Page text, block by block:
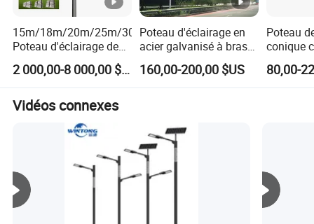
de concert pour créer un nouveau monde magnifique plus
Accueillir les nouveaux et anciens clients afin de guider, de
la coopération et win-win ! Créer l'avenir!
15m/18m/20m/25m/30m/35m/40m/45m/50m
Poteau d'éclairage de
rue conique octogonal
en acier galvanisé noir
avec caméra CCTV
2 000,00-8 000,00 $US
Poteau d'éclairage en
acier galvanisé à bras
conique simple double
carré octogonal 12m
160,00-200,00 $US
Poteau
conique
galvanisé
80,00-
Vidéos connexes